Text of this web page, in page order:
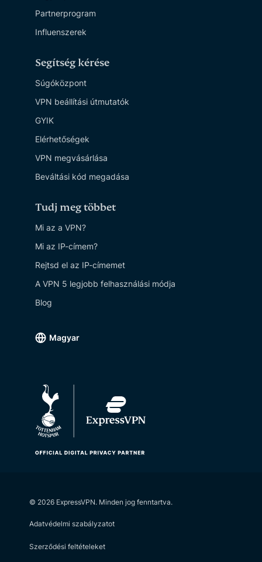
Partnerprogram
Influenszerek
Segítség kérése
Súgóközpont
VPN beállítási útmutatók
GYIK
Elérhetőségek
VPN megvásárlása
Beváltási kód megadása
Tudj meg többet
Mi az a VPN?
Mi az IP-címem?
Rejtsd el az IP-címemet
A VPN 5 legjobb felhasználási módja
Blog
Magyar
© 2026 ExpressVPN. Minden jog fenntartva.
Adatvédelmi szabályzatot
Szerződési feltételeket